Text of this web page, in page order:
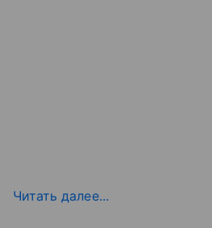
Читать далее...